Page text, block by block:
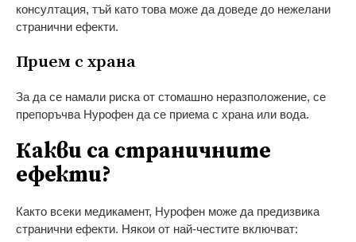
консултация, тъй като това може да доведе до нежелани
странични ефекти.
Прием с храна
За да се намали риска от стомашно неразположение, се
препоръчва Нурофен да се приема с храна или вода.
Какви са страничните
ефекти?
Както всеки медикамент, Нурофен може да предизвика
странични ефекти. Някои от най-честите включват: